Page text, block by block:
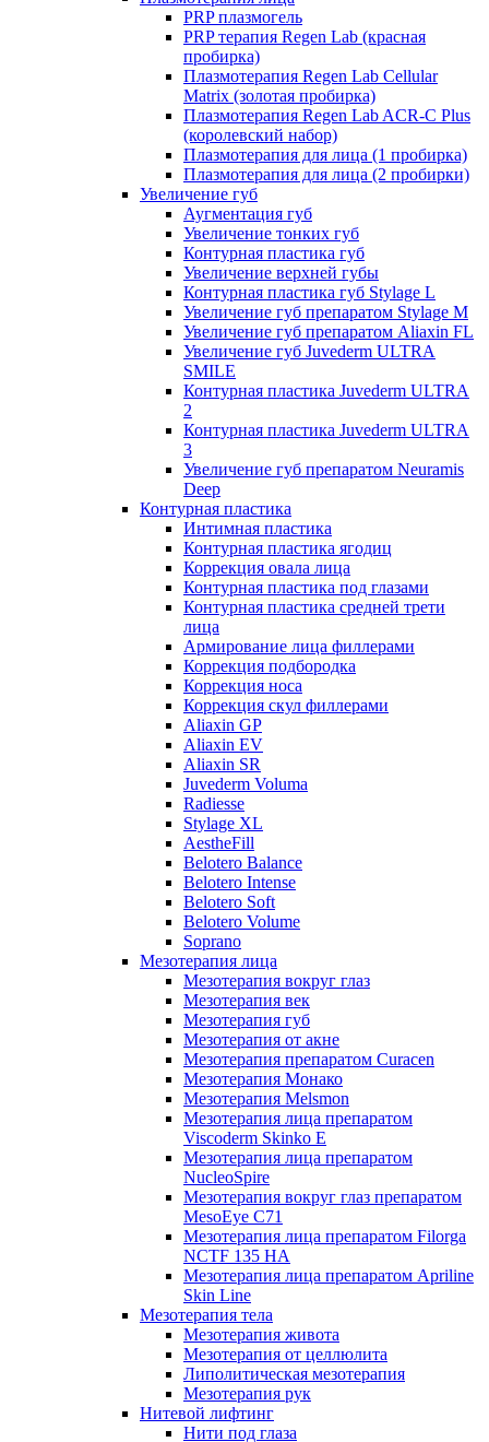
PRP плазмогель
PRP терапия Regen Lab (красная
пробирка)
Плазмотерапия Regen Lab Cellular
Matrix (золотая пробирка)
Плазмотерапия Regen Lab ACR-C Plus
(королевский набор)
Плазмотерапия для лица (1 пробирка)
Плазмотерапия для лица (2 пробирки)
Увеличение губ
Аугментация губ
Увеличение тонких губ
Контурная пластика губ
Увеличение верхней губы
Контурная пластика губ Stylage L
Увеличение губ препаратом Stylage M
Увеличение губ препаратом Aliaxin FL
Увеличение губ Juvederm ULTRA
SMILE
Контурная пластика Juvederm ULTRA
2
Контурная пластика Juvederm ULTRA
3
Увеличение губ препаратом Neuramis
Deep
Контурная пластика
Интимная пластика
Контурная пластика ягодиц
Коррекция овала лица
Контурная пластика под глазами
Контурная пластика средней трети
лица
Армирование лица филлерами
Коррекция подбородка
Коррекция носа
Коррекция скул филлерами
Aliaxin GP
Aliaxin EV
Aliaxin SR
Juvederm Voluma
Radiesse
Stylage XL
AestheFill
Belotero Balance
Belotero Intense
Belotero Soft
Belotero Volume
Soprano
Мезотерапия лица
Мезотерапия вокруг глаз
Мезотерапия век
Мезотерапия губ
Мезотерапия от акне
Мезотерапия препаратом Curacen
Мезотерапия Монако
Мезотерапия Melsmon
Мезотерапия лица препаратом
Viscoderm Skinko E
Мезотерапия лица препаратом
NucleoSpire
Мезотерапия вокруг глаз препаратом
MesoEye С71
Мезотерапия лица препаратом Filorga
NCTF 135 HA
Мезотерапия лица препаратом Apriline
Skin Line
Мезотерапия тела
Мезотерапия живота
Мезотерапия от целлюлита
Липолитическая мезотерапия
Мезотерапия рук
Нитевой лифтинг
Нити под глаза